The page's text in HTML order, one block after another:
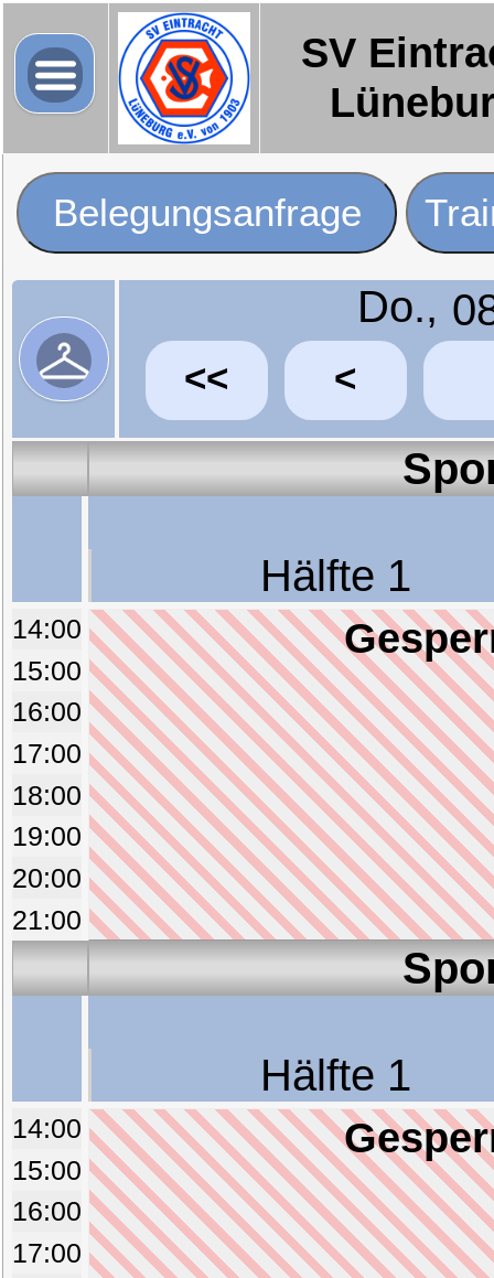
SV
Belegungsanfrage
Do.,
<< <
Hälfte 1
14:00
15:00
16:00
17:00
18:00
19:00
20:00
21:00
Hälfte 1
14:00
15:00
16:00
17:00